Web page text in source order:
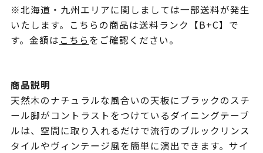
※北海道・九州エリアに関しましては一部送料が発生
いたします。こちらの商品は送料ランク【B+C】で
す。金額はこちらをご確認ください。
商品説明
天然木のナチュラルな風合いの天板にブラックのスチ
ール脚がコントラストをつけているダイニングテーブ
ルは、空間に取り入れるだけで流行のブルックリンス
タイルやヴィンテージ風を簡単に演出できます。サイ